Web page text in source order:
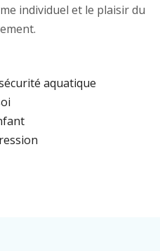
individuel et le plaisir du
aquatique